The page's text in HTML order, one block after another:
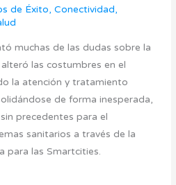
de Éxito,Conectividad,
muchas de las dudas sobre la
las costumbres en el
la atención y tratamiento
de forma inesperada,
precedentes para el
sanitarios a través de la
para las Smartcities.